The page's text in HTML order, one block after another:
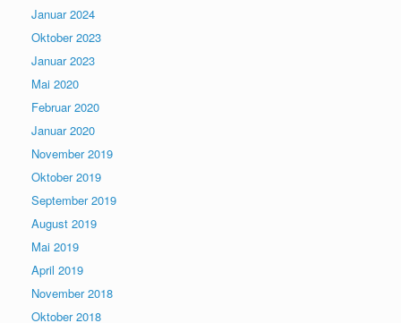
Januar 2024
Oktober 2023
Januar 2023
Mai 2020
Februar 2020
Januar 2020
November 2019
Oktober 2019
September 2019
August 2019
Mai 2019
April 2019
November 2018
Oktober 2018